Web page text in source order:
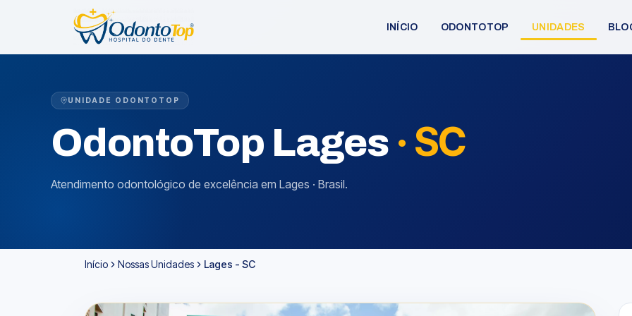
INÍCIO ODONTOTOP UNIDADES
UNIDADE ODONTOTOP
OdontoTop Lages · SC
Atendimento odontológico de excelência em Lages · Brasil.
Início Nossas Unidades Lages - SC